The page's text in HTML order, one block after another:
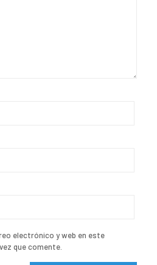
electrónico y web en este
que comente.